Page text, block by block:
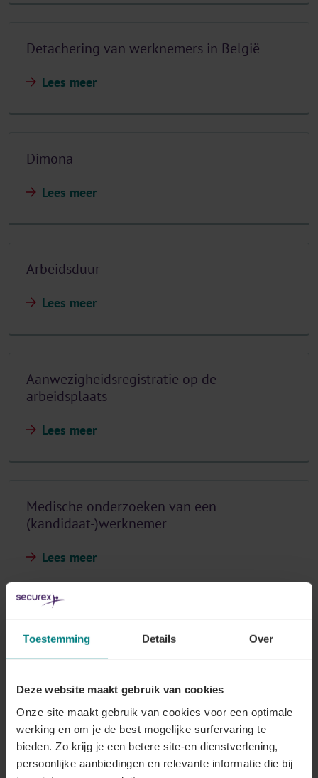
Toestemming Details Over
Deze website maakt gebruik van cookies
Onze site maakt gebruik van cookies voor een optimale
werking en om je de best mogelijke surfervaring te
bieden. Zo krijg je een betere site-en dienstverlening,
persoonlijke aanbiedingen en relevante informatie die bij
Detachering van werknemers in België
Lees meer
Dimona
Lees meer
Arbeidsduur
Lees meer
Aanwezigheidsregistratie op de
arbeidsplaats
Lees meer
Medische onderzoeken van een
(kandidaat-)werknemer
Lees meer
Schijnwerknemers
Sluiting van de onderneming, collectief
ontslag of herstructurering